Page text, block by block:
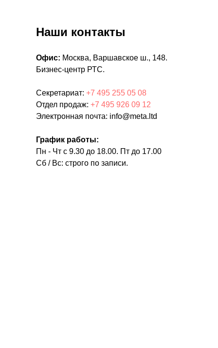
Офис: Москва, Варшавское ш., 148.
Бизнес-центр РТС.
Секретариат: +7 495 255 05 08
Отдел продаж: +7 495 926 09 12
Электронная почта: info@meta.ltd
График работы:
Пн - Чт с 9.30 до 18.00. Пт до 17.00
Сб / Вс: строго по записи.
Наши контакты